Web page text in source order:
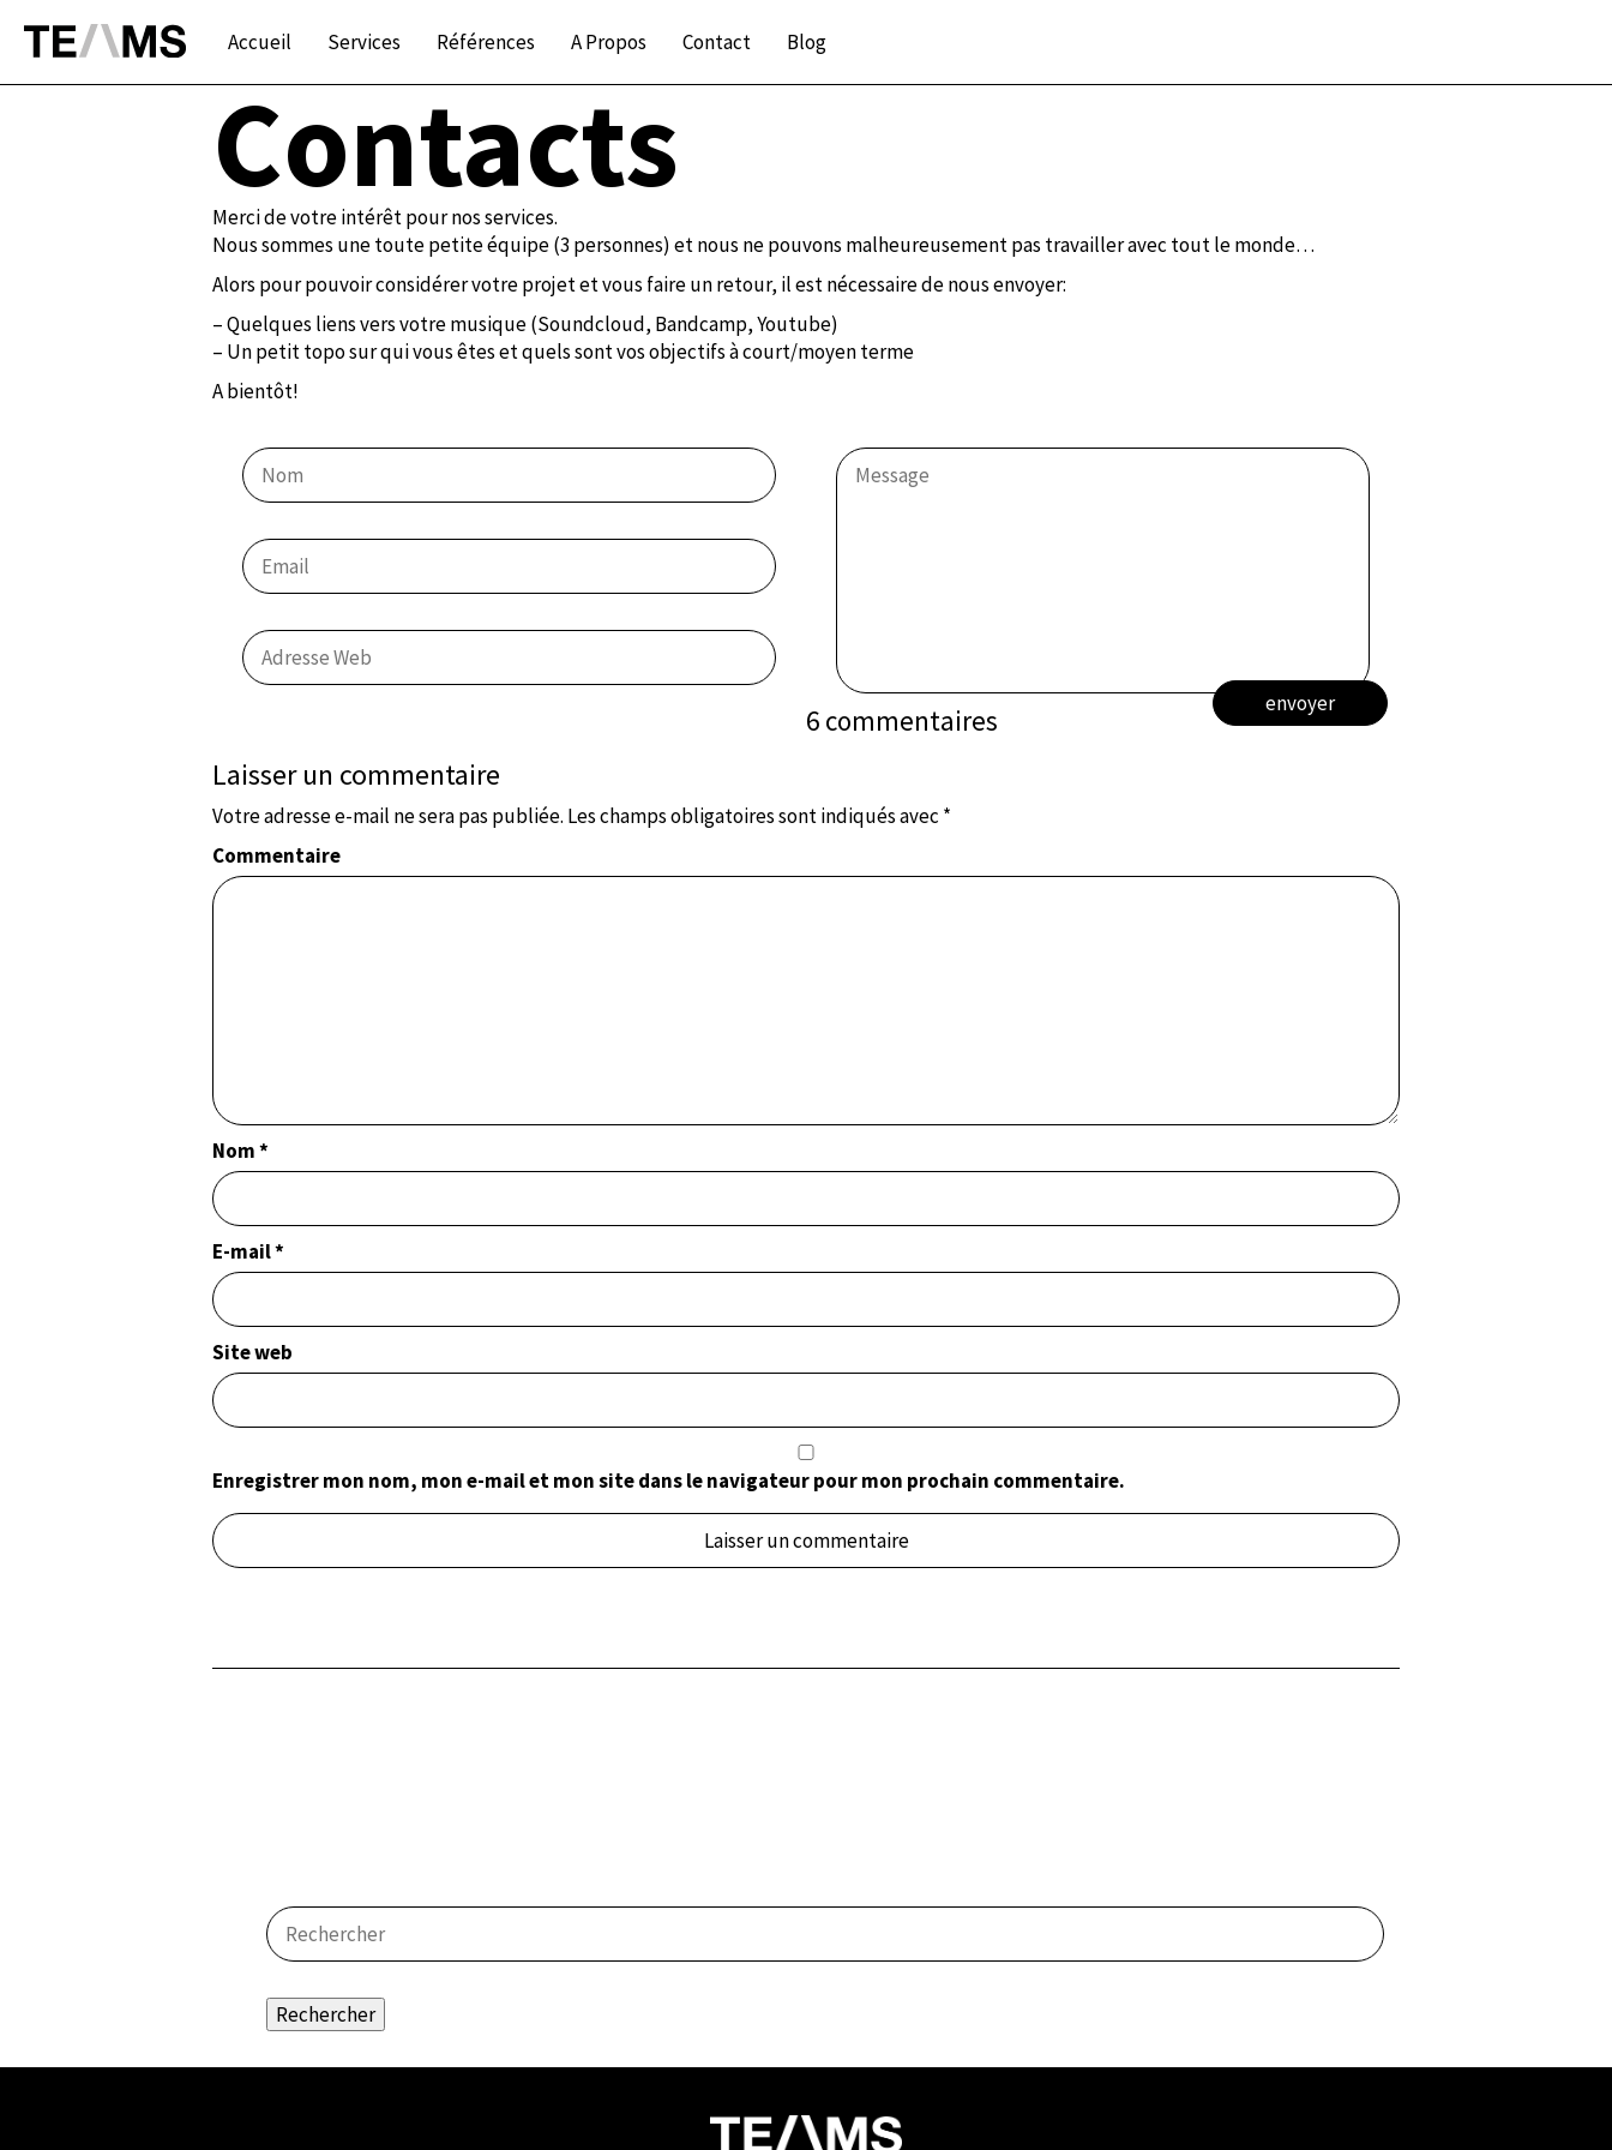
Contacts
Merci de votre intérêt pour nos services.
Nous sommes une toute petite équipe (3 personnes) et nous ne pouvons malheureusement pas travailler avec tout le monde…
Alors pour pouvoir considérer votre projet et vous faire un retour, il est nécessaire de nous envoyer:
– Quelques liens vers votre musique (Soundcloud, Bandcamp, Youtube)
– Un petit topo sur qui vous êtes et quels sont vos objectifs à court/moyen terme
A bientôt!
6 commentaires
Laisser un commentaire
Votre adresse e-mail ne sera pas publiée. Les champs obligatoires sont indiqués avec *
Commentaire
Nom*
E-mail*
Site web
Enregistrer mon nom, mon e-mail et mon site dans le navigateur pour mon prochain commentaire.
Rechercher
Accueil Services Références A Propos Contact Blog